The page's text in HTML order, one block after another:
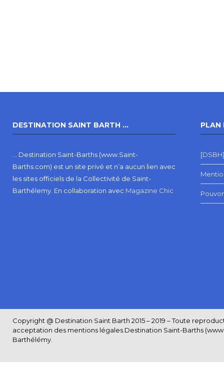
DESTINATION SAINT BARTH …
… Destination Saint-Barths (www.Saint-
Barths.com) est un site privé et n’a aucun lien avec
les sites officiels de la Collectivité de Saint-
Barthélemy. En collaboration avec Magazine Chic
PLAN
Copyright @ Destination Saint Barth 2015 – 2019 – Toute
acceptation des mentions légales.Destination Saint-Barths
Barthélémy.